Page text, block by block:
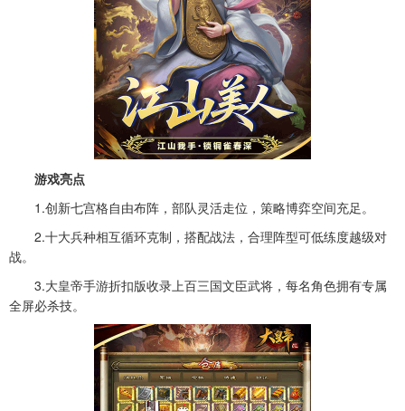
游戏亮点
1.创新七宫格自由布阵，部队灵活走位，策略博弈空间充足。
2.十大兵种相互循环克制，搭配战法，合理阵型可低练度越级对
战。
3.大皇帝手游折扣版收录上百三国文臣武将，每名角色拥有专属
全屏必杀技。